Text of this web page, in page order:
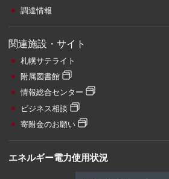
調達情報
関連施設・サイト
札幌サテライト
附属図書館
情報総合センター
ビジネス相談
寄附金のお願い
エネルギー電力使用状況